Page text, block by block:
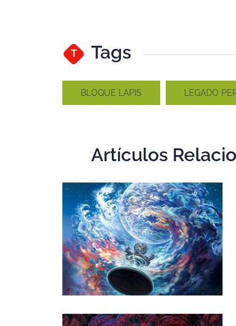
T Tags
BLOQUE LAPIS LEGADO
Artículos